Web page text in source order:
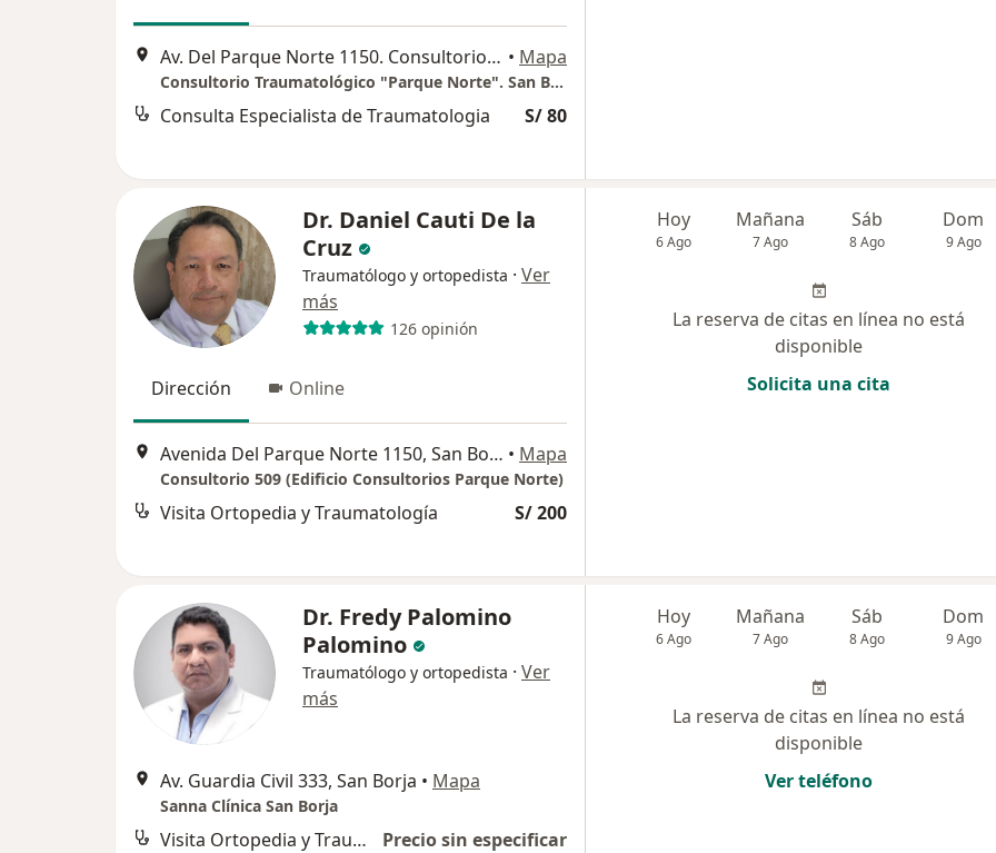
Av. Del Parque Norte 1150. Consultorio 806, San Borja • Mapa
Consultorio Traumatológico "Parque Norte". San Borja
Consulta Especialista de Traumatologia S/ 80
Dr. Daniel Cauti De la
Cruz
Traumatólogo y ortopedista · Ver
más
126 opinión
Dirección Online
Avenida Del Parque Norte 1150, San Borja • Mapa
Consultorio 509 (Edificio Consultorios Parque Norte)
Visita Ortopedia y Traumatología S/ 200
Hoy
6 Ago
Mañana
7 Ago
Sáb
8 Ago
Dom
9 Ago
La reserva de citas en línea no está
disponible
Solicita una cita
Dr. Fredy Palomino
Palomino
Traumatólogo y ortopedista · Ver
más
Av. Guardia Civil 333, San Borja • Mapa
Sanna Clínica San Borja
Visita Ortopedia y Traumatología Precio sin especificar
Hoy
6 Ago
Mañana
7 Ago
Sáb
8 Ago
Dom
9 Ago
La reserva de citas en línea no está
disponible
Ver teléfono